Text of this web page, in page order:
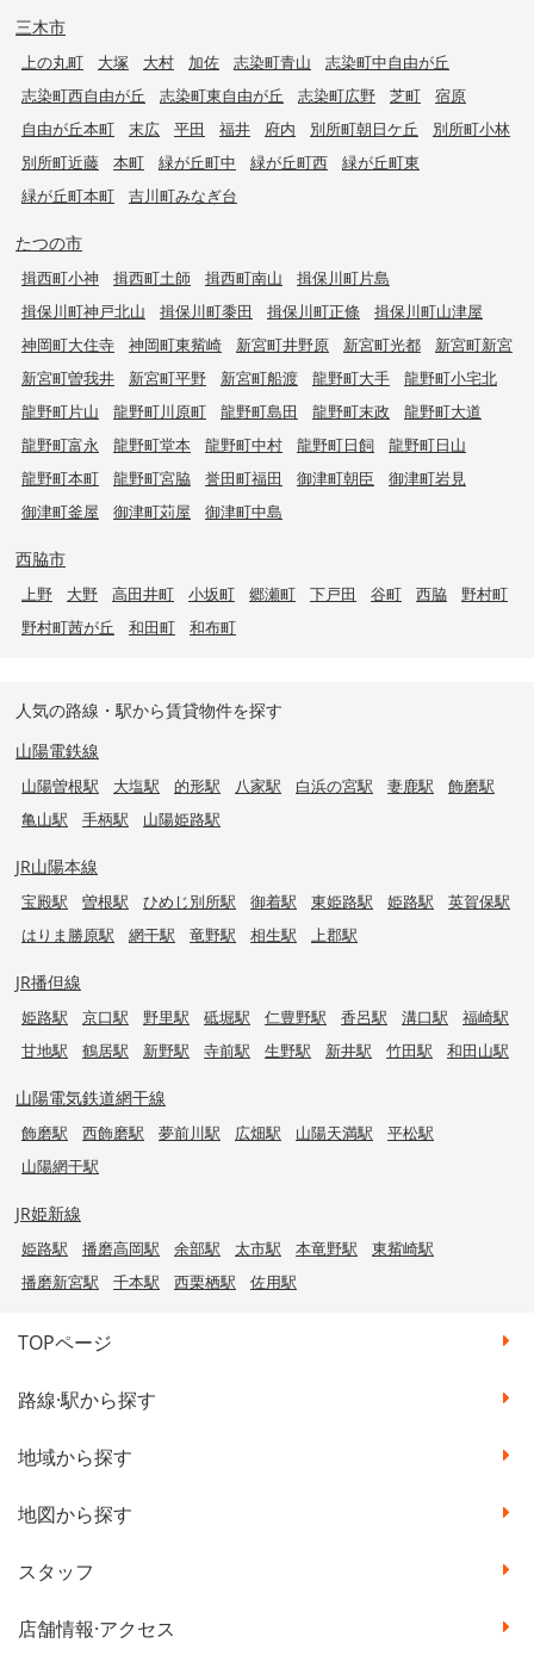
三木市
上の丸町 大塚 大村 加佐 志染町青山
志染町中自由が丘
志染町西自由が丘
志染町東自由が丘 志染町広野 芝町
宿原
自由が丘本町
末広 平田 福井 府内 別所町朝日ケ丘
別所町小林
別所町近藤
本町 緑が丘町中 緑が丘町西
緑が丘町東
緑が丘町本町
吉川町みなぎ台
たつの市
揖西町小神 揖西町土師 揖西町南山
揖保川町片島
揖保川町神戸北山
揖保川町黍田 揖保川町正條
揖保川町山津屋
神岡町大住寺
神岡町東觜崎 新宮町井野原 新宮町光都
新宮町新宮
新宮町曽我井
新宮町平野 新宮町船渡 龍野町大手
龍野町小宅北
龍野町片山
龍野町川原町 龍野町島田 龍野町末政
龍野町大道
龍野町富永
龍野町堂本 龍野町中村 龍野町日飼
龍野町日山
龍野町本町
龍野町宮脇 誉田町福田 御津町朝臣
御津町岩見
御津町釜屋
御津町苅屋 御津町中島
西脇市
上野 大野 高田井町 小坂町 郷瀬町 下戸田 谷町 西脇
野村町
野村町茜が丘
和田町 和布町
人気の路線・駅から賃貸物件を探す
山陽電鉄線
山陽曽根駅 大塩駅 的形駅 八家駅 白浜の宮駅 妻鹿駅
飾磨駅
亀山駅
手柄駅 山陽姫路駅
JR山陽本線
宝殿駅 曽根駅 ひめじ別所駅 御着駅 東姫路駅 姫路駅
英賀保駅
はりま勝原駅
網干駅 竜野駅 相生駅 上郡駅
JR播但線
姫路駅 京口駅 野里駅 砥堀駅 仁豊野駅 香呂駅 溝口駅
福崎駅
甘地駅
鶴居駅 新野駅 寺前駅 生野駅 新井駅 竹田駅 和田山駅
山陽電気鉄道網干線
飾磨駅 西飾磨駅 夢前川駅 広畑駅 山陽天満駅
平松駅
山陽網干駅
JR姫新線
姫路駅 播磨高岡駅 余部駅 太市駅 本竜野駅
東觜崎駅
播磨新宮駅
千本駅 西栗栖駅 佐用駅
TOPページ
路線·駅から探す
地域から探す
地図から探す
スタッフ
店舗情報·アクセス